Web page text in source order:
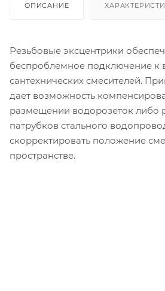
ОПИСАНИЕ
Резьбовые эксцентрики
беспроблемное подключение к
сантехнических смесителей.
дает возможность
размещении водорозеток либо
патрубков стального
скорректировать положение
пространстве.